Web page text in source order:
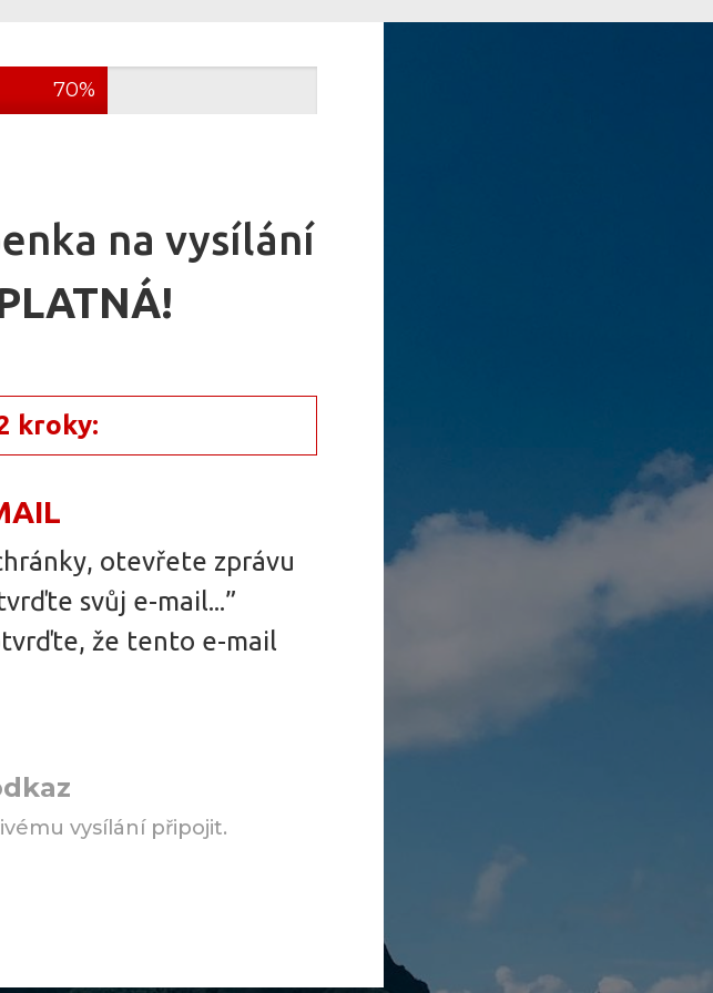
70%
na vysílání
kroky:
otevřete zprávu
svůj e-mail...”
že tento e-mail
vysílání připojit.